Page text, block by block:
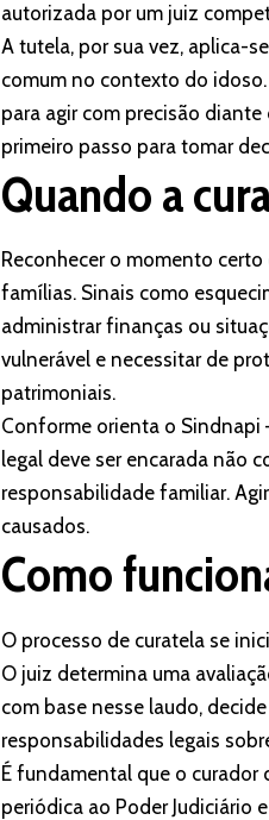
autorizada por um juiz
A tutela, por sua vez, aplica-
comum no contexto do
para agir com precisão
primeiro passo para tomar
Quando a
Reconhecer o momento
famílias. Sinais como
administrar finanças ou
vulnerável e necessitar de
patrimoniais.
Conforme orienta o Sindnapi
legal deve ser encarada não
responsabilidade familiar.
causados.
Como
O processo de curatela se
O juiz determina uma
com base nesse laudo,
responsabilidades legais
É fundamental que o curador
periódica ao Poder Judiciário